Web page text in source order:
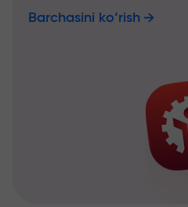
Barchasini ko‘rish